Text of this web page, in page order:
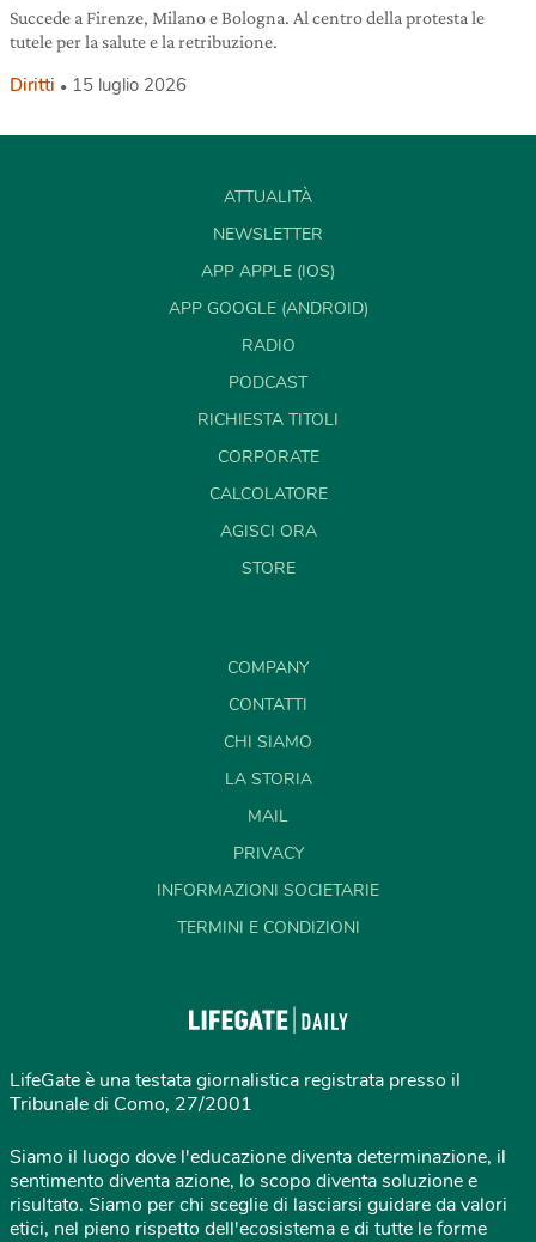
Succede a Firenze, Milano e Bologna. Al centro della protesta le
tutele per la salute e la retribuzione.
Diritti 15 luglio 2026
ATTUALITÀ
NEWSLETTER
APP APPLE (IOS)
APP GOOGLE (ANDROID)
RADIO
PODCAST
RICHIESTA TITOLI
CORPORATE
CALCOLATORE
AGISCI ORA
STORE
COMPANY
CONTATTI
CHI SIAMO
LA STORIA
MAIL
PRIVACY
INFORMAZIONI SOCIETARIE
TERMINI E CONDIZIONI
LifeGate è una testata giornalistica registrata presso il
Tribunale di Como, 27/2001
Siamo il luogo dove l'educazione diventa determinazione, il
sentimento diventa azione, lo scopo diventa soluzione e
risultato. Siamo per chi sceglie di lasciarsi guidare da valori
etici, nel pieno rispetto dell'ecosistema e di tutte le forme